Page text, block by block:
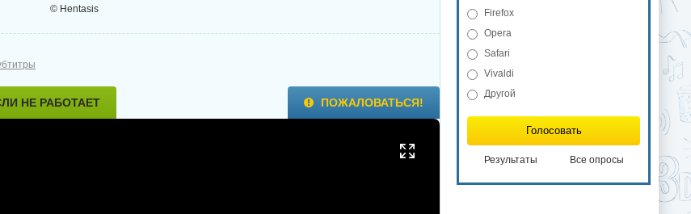
© Hentasis
НЕ РАБОТАЕТ ПОЖАЛОВАТЬСЯ!
Firefox
Opera
Safari
Vivaldi
Другой
Голосовать
Результаты Все опросы